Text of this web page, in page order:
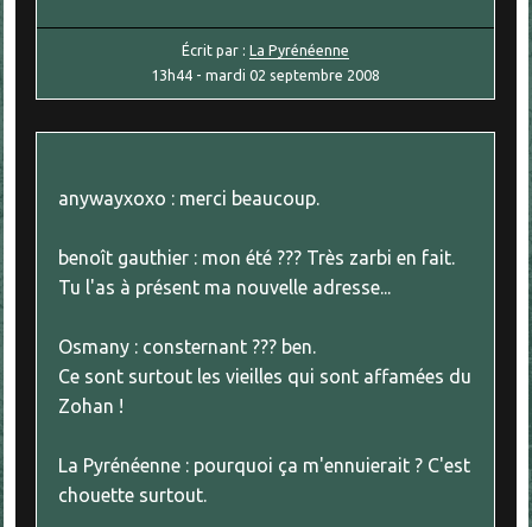
Écrit par :La Pyrénéenne
13h44 -mardi 02 septembre 2008
anywayxoxo : merci beaucoup.
benoît gauthier : mon été ??? Très zarbi en fait.
Tu l'as à présent ma nouvelle adresse...
Osmany : consternant ??? ben.
Ce sont surtout les vieilles qui sont affamées du
Zohan !
La Pyrénéenne : pourquoi ça m'ennuierait ? C'est
chouette surtout.